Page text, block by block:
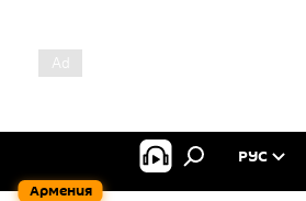
Армения
РУС